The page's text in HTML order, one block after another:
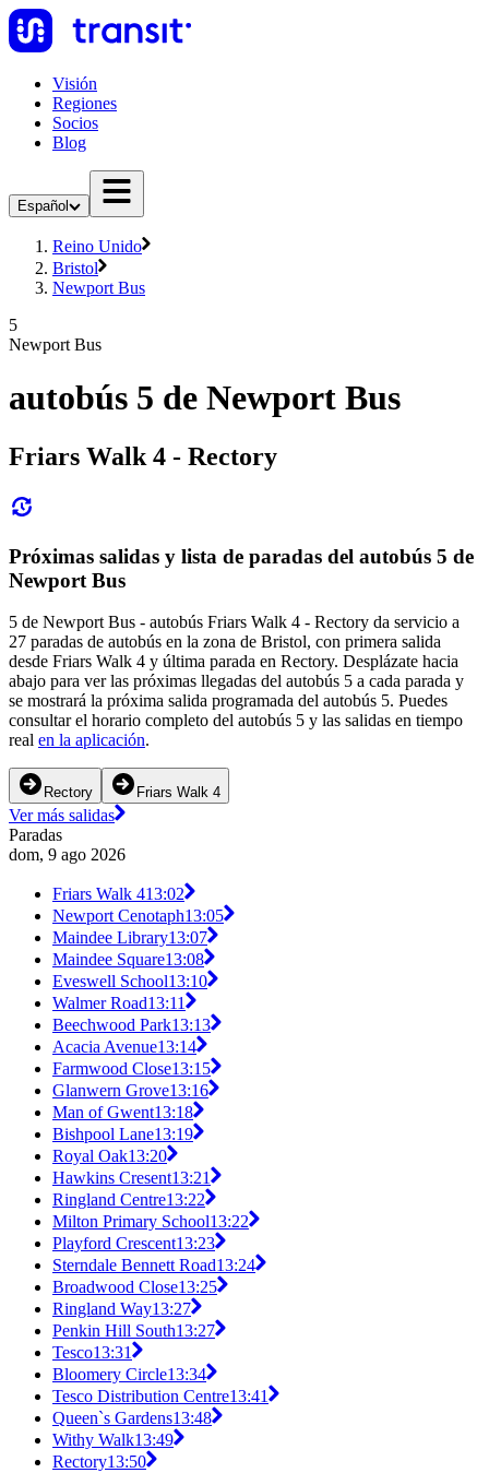
Visión
Regiones
Socios
Blog
Español
Reino Unido
Bristol
Newport Bus
5
Newport Bus
autobús 5 de Newport Bus
Friars Walk 4 - Rectory
Próximas salidas y lista de paradas del autobús 5 de
Newport Bus
5 de Newport Bus - autobús Friars Walk 4 - Rectory da servicio a
27 paradas de autobús en la zona de Bristol, con primera salida
desde Friars Walk 4 y última parada en Rectory. Desplázate hacia
abajo para ver las próximas llegadas del autobús 5 a cada parada y
se mostrará la próxima salida programada del autobús 5. Puedes
consultar el horario completo del autobús 5 y las salidas en tiempo
real en la aplicación.
Rectory Friars Walk 4
Ver más salidas
Paradas
dom, 9 ago 2026
Friars Walk 413:02
Newport Cenotaph13:05
Maindee Library13:07
Maindee Square13:08
Eveswell School13:10
Walmer Road13:11
Beechwood Park13:13
Acacia Avenue13:14
Farmwood Close13:15
Glanwern Grove13:16
Man of Gwent13:18
Bishpool Lane13:19
Royal Oak13:20
Hawkins Cresent13:21
Ringland Centre13:22
Milton Primary School13:22
Playford Crescent13:23
Sterndale Bennett Road13:24
Broadwood Close13:25
Ringland Way13:27
Penkin Hill South13:27
Tesco13:31
Bloomery Circle13:34
Tesco Distribution Centre13:41
Queen`s Gardens13:48
Withy Walk13:49
Rectory13:50